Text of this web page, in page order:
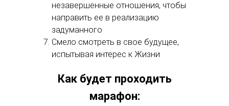
незавершенные отношения, чтобы
направить ее в реализацию
задуманного
Смело смотреть в свое будущее,
испытывая интерес к Жизни
Как будет проходить
марафон: